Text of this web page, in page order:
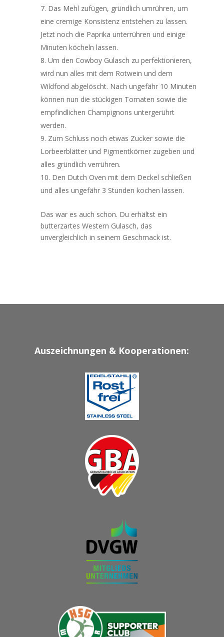
Das Mehl zufügen, gründlich umrühren, um
eine cremige Konsistenz entstehen zu lassen.
Jetzt noch die Paprika unterrühren und einige
Minuten köcheln lassen.
Um den Cowboy Gulasch zu perfektionieren,
wird nun alles mit dem Rotwein und dem
Wildfond abgelöscht. Nach ungefähr 10 Minuten
können nun die stückigen Tomaten sowie die
empfindlichen Champignons untergerührt
werden.
Zum Schluss noch etwas Zucker sowie die
Lorbeerblätter und Pigmentkörner zugeben und
alles gründlich verrühren.
Den Dutch Oven mit dem Deckel schließen
und alles ungefähr 3 Stunden kochen lassen.
Das war es auch schon. Du erhältst ein
butterzartes Western Gulasch, das
unvergleichlich in seinem Geschmack ist.
Auszeichnungen & Kooperationen: